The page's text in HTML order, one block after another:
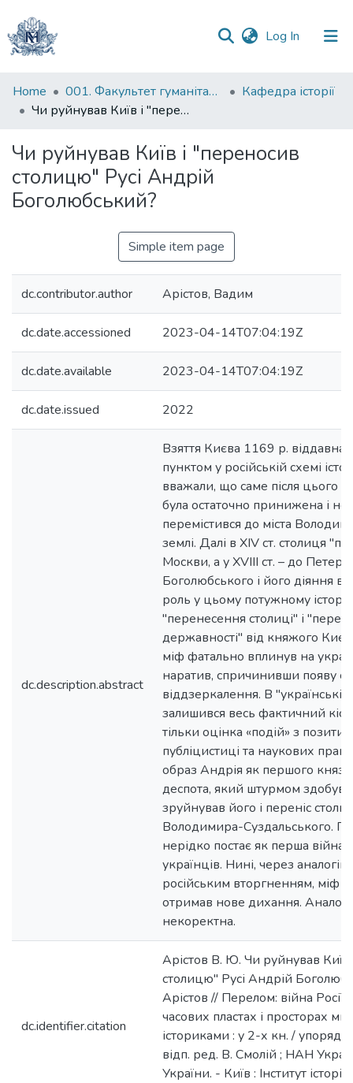
Log In (current)
Communities
&
All of DSpace
Statistics
Home 001. Факультет гуманітарних наук
Кафедра історії
Чи руйнував Київ і "переносив столицю" Русі Андрій Боголюбський?
Чи руйнував Київ і "переносив
столицю" Русі Андрій
Боголюбський?
Simple item page
dc.contributor.author Арістов, Вадим
dc.date.accessioned 2023-04-14T07:04:19Z
dc.date.available 2023-04-14T07:04:19Z
dc.date.issued 2022
dc.description.abstract
Взяття Києва 1169 р. віддавна
пунктом у російській схемі
вважали, що саме після цього
була остаточно принижена і
перемістився до міста
землі. Далі в XIV ст. столиця
Москви, а у XVIII ст. – до
Боголюбського і його діяння
роль у цьому потужному
"перенесення столиці" і
державності" від княжого
міф фатально вплинув на
наратив, спричинивши появу
віддзеркалення. В "українській
залишився весь фактичний
тільки оцінка «подій» з
публіцистиці та наукових
образ Андрія як першого
деспота, який штурмом здобув
зруйнував його і переніс
Володимира-Суздальського.
нерідко постає як перша війна
українців. Нині, через
російським вторгненням, міф
отримав нове дихання.
некоректна.
dc.identifier.citation
Арістов В. Ю. Чи руйнував Київ
столицю" Русі Андрій
Арістов // Перелом: війна Росії
часових пластах і просторах
істориками : у 2-х кн. / упоряд.:
відп. ред. В. Смолій ; НАН
України. - Київ : Інститут